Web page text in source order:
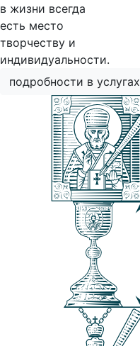
в жизни всегда
есть место
творчеству и
индивидуальности.
подробности в услугах